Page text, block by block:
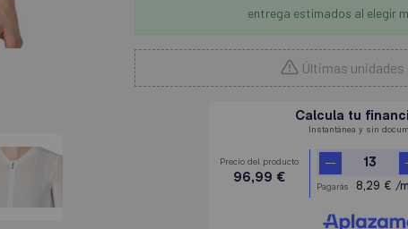
entrega estimados al elegir
Últimas